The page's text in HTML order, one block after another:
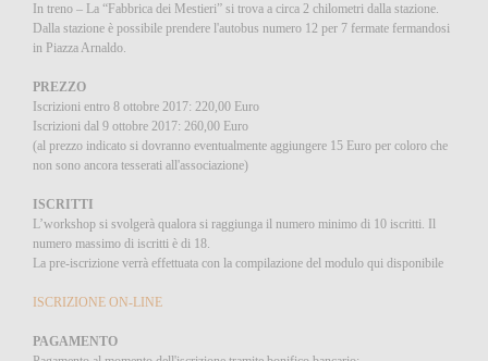
In treno – La “Fabbrica dei Mestieri” si trova a circa 2 chilometri dalla stazione.
Dalla stazione è possibile prendere l'autobus numero 12 per 7 fermate fermandosi
in Piazza Arnaldo.
PREZZO
Iscrizioni entro 8 ottobre 2017: 220,00 Euro
Iscrizioni dal 9 ottobre 2017: 260,00 Euro
(al prezzo indicato si dovranno eventualmente aggiungere 15 Euro per coloro che
non sono ancora tesserati all'associazione)
ISCRITTI
L’workshop si svolgerà qualora si raggiunga il numero minimo di 10 iscritti. Il
numero massimo di iscritti è di 18.
La pre-iscrizione verrà effettuata con la compilazione del modulo qui disponibile
ISCRIZIONE ON-LINE
PAGAMENTO